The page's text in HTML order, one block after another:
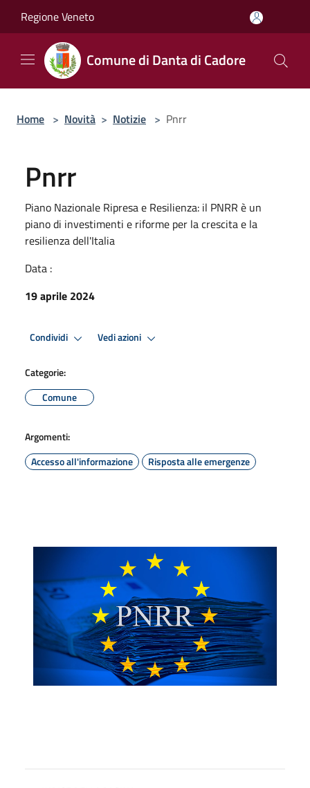
Regione Veneto
Comune di Danta di Cadore
Home > Novità > Notizie > Pnrr
Pnrr
Piano Nazionale Ripresa e Resilienza: il PNRR è un
piano di investimenti e riforme per la crescita e la
resilienza dell'Italia
Data :
19 aprile 2024
Condividi Vedi azioni
Categorie:
Comune
Argomenti:
Accesso all'informazione
Risposta alle emergenze